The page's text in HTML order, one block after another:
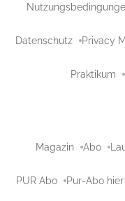
Datenschutz Privacy
Praktikum
Magazin Abo
PUR Abo Pur-Abo